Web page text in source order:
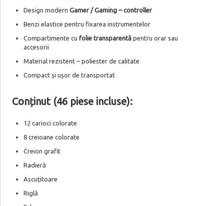
Design modern Gamer / Gaming – controller
Benzi elastice pentru fixarea instrumentelor
Compartimente cu folie transparentăpentru orar sau
accesorii
Material rezistent – poliester de calitate
Compact și ușor de transportat
Conținut (46 piese incluse):
12 carioci colorate
8 creioane colorate
Creion grafit
Radieră
Ascuțitoare
Riglă